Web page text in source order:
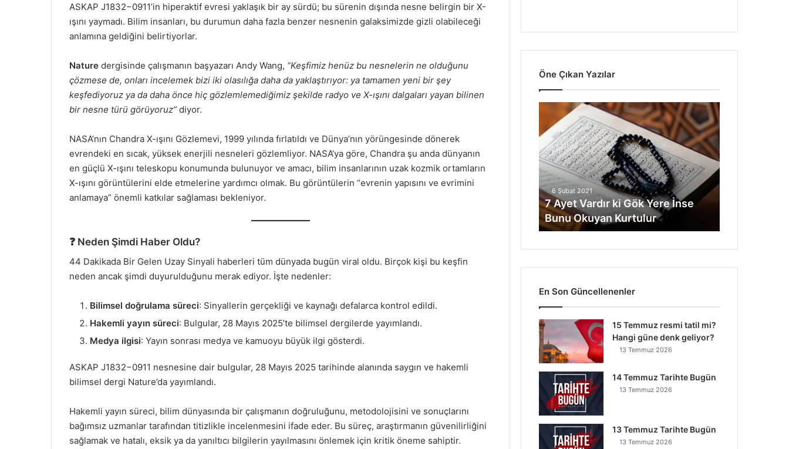
ASKAP J1832−0911’in hiperaktif evresi yaklaşık bir ay sürdü; bu sürenin dışında nesne belirgin bir X-
ışını yaymadı. Bilim insanları, bu durumun daha fazla benzer nesnenin galaksimizde gizli olabileceği
anlamına geldiğini belirtiyorlar.
Nature dergisinde çalışmanın başyazarı Andy Wang, “Keşfimiz henüz bu nesnelerin ne olduğunu
çözmese de, onları incelemek bizi iki olasılığa daha da yaklaştırıyor: ya tamamen yeni bir şey
keşfediyoruz ya da daha önce hiç gözlemlemediğimiz şekilde radyo ve X-ışını dalgaları yayan bilinen
bir nesne türü görüyoruz” diyor.
NASA’nın Chandra X-ışını Gözlemevi, 1999 yılında fırlatıldı ve Dünya’nın yörüngesinde dönerek
evrendeki en sıcak, yüksek enerjili nesneleri gözlemliyor. NASA’ya göre, Chandra şu anda dünyanın
en güçlü X-ışını teleskopu konumunda bulunuyor ve amacı, bilim insanlarının uzak kozmik ortamların
X-ışını görüntülerini elde etmelerine yardımcı olmak. Bu görüntülerin “evrenin yapısını ve evrimini
anlamaya” önemli katkılar sağlaması bekleniyor.
❓ Neden Şimdi Haber Oldu?
44 Dakikada Bir Gelen Uzay Sinyali haberleri tüm dünyada bugün viral oldu. Birçok kişi bu keşfin
neden ancak şimdi duyurulduğunu merak ediyor. İşte nedenler:
Bilimsel doğrulama süreci: Sinyallerin gerçekliği ve kaynağı defalarca kontrol edildi.
Hakemli yayın süreci: Bulgular, 28 Mayıs 2025’te bilimsel dergilerde yayımlandı.
Medya ilgisi: Yayın sonrası medya ve kamuoyu büyük ilgi gösterdi.
ASKAP J1832−0911 nesnesine dair bulgular, 28 Mayıs 2025 tarihinde alanında saygın ve hakemli
bilimsel dergi Nature’da yayımlandı.
Hakemli yayın süreci, bilim dünyasında bir çalışmanın doğruluğunu, metodolojisini ve sonuçlarını
bağımsız uzmanlar tarafından titizlikle incelenmesini ifade eder. Bu süreç, araştırmanın güvenilirliğini
sağlamak ve hatalı, eksik ya da yanıltıcı bilgilerin yayılmasını önlemek için kritik öneme sahiptir.
Öne Çıkan Yazılar
Ayet
Vardır
Gök
Yere
İnse
Bunu
Okuyan
Kurtulur
6 Şubat 2021
7 Ayet Vardır ki Gök Yere İnse
Bunu Okuyan Kurtulur
En Son Güncellenenler
15 Temmuz resmi tatil mi?
Hangi güne denk geliyor?
13 Temmuz 2026
14 Temmuz Tarihte Bugün
13 Temmuz 2026
13 Temmuz Tarihte Bugün
13 Temmuz 2026